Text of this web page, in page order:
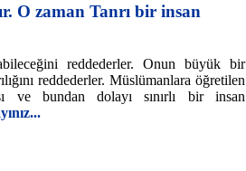
O zaman Tanrı bir insan
reddederler. Onun büyük bir
reddederler. Müslümanlara öğretilen
ve bundan dolayı sınırlı bir insan